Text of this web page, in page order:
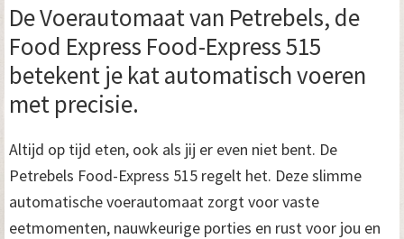
De Voerautomaat van Petrebels, de
Food Express Food-Express 515
betekent je kat automatisch voeren
met precisie.
Altijd op tijd eten, ook als jij er even niet bent. De
Petrebels Food-Express 515 regelt het. Deze slimme
automatische voerautomaat zorgt voor vaste
eetmomenten, nauwkeurige porties en rust voor jou en